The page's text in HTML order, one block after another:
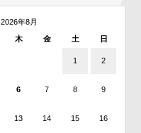
2026年8月
木 金 土 日
1 2
6 7 8 9
13 14 15 16